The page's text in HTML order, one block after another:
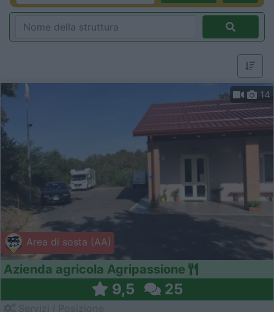
Area di sosta (AA)
14
Azienda agricola Agripassione
9,5 25